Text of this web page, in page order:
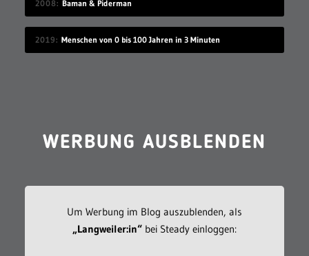
2008 Baman & Piderman
2019 Menschen von 0 bis 100 Jahren in 3 Minuten
WERBUNG AUSBLENDEN
Um Werbung im Blog auszublenden, als
„Langweiler:in“bei Steady einloggen: